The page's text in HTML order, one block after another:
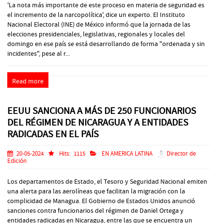
'La nota más importante de este proceso en materia de seguridad es
el incremento de la narcopolítica', dice un experto. El Instituto
Nacional Electoral (INE) de México informó que la jornada de las
elecciones presidenciales, legislativas, regionales y locales del
domingo en ese país se está desarrollando de forma "ordenada y sin
incidentes", pese al r...
Read more
EEUU SANCIONA A MÁS DE 250 FUNCIONARIOS
DEL RÉGIMEN DE NICARAGUA Y A ENTIDADES
RADICADAS EN EL PAÍS
20-05-2024 Hits: 1115 EN AMERICA LATINA
Director de
Edición
Los departamentos de Estado, el Tesoro y Seguridad Nacional emiten
una alerta para las aerolíneas que facilitan la migración con la
complicidad de Managua. El Gobierno de Estados Unidos anunció
sanciones contra funcionarios del régimen de Daniel Ortega y
entidades radicadas en Nicaragua, entre las que se encuentra un